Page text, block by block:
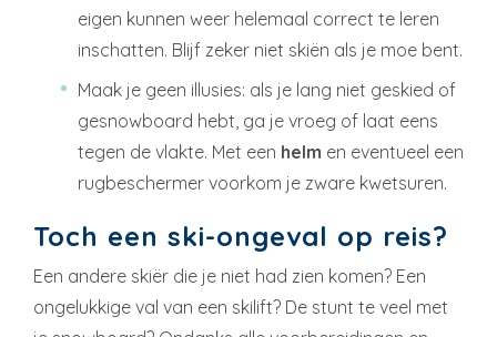
eigen kunnen weer helemaal correct te leren
inschatten. Blijf zeker niet skiën als je moe bent.
Maak je geen illusies: als je lang niet geskied of
gesnowboard hebt, ga je vroeg of laat eens
tegen de vlakte. Met een helm en eventueel een
rugbeschermer voorkom je zware kwetsuren.
Toch een ski-ongeval op reis?
Een andere skiër die je niet had zien komen? Een
ongelukkige val van een skilift? De stunt te veel met